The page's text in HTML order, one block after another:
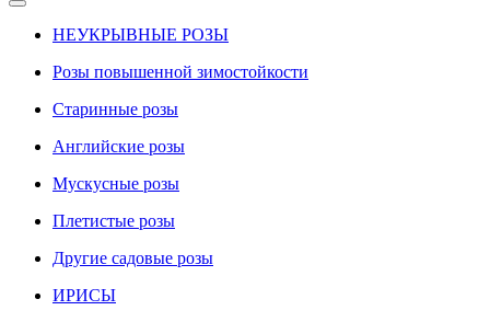
НЕУКРЫВНЫЕ РОЗЫ
Розы повышенной зимостойкости
Старинные розы
Английские розы
Мускусные розы
Плетистые розы
Другие садовые розы
ИРИСЫ